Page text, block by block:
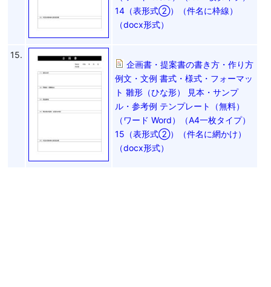
14（表形式②）（件名に枠線）
（docx形式）
15.
企画書・提案書の書き方・作り方
例文・文例 書式・様式・フォーマッ
ト 雛形（ひな形） 見本・サンプ
ル・参考例 テンプレート（無料）
（ワード Word）（A4一枚タイプ）
15（表形式②）（件名に網かけ）
（docx形式）